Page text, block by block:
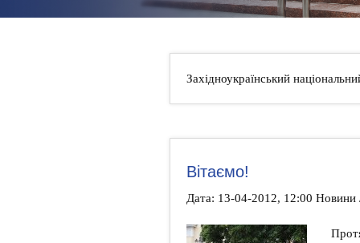
Західноукраїнський
Вітаємо!
Дата: 13-04-2012, 12:00 Новини